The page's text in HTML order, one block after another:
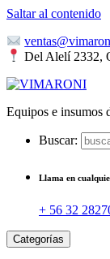
Saltar al contenido
Del Alelí 2332,
Equipos e insumos
Buscar:
Llama en
+ 56 32
Categorías